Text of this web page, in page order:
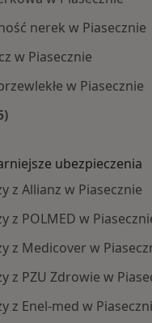
nerek w Piasecznie
w Piasecznie
w Piasecznie
ubezpieczenia
z Allianz w Piasecznie
z POLMED w
z Medicover w
z PZU Zdrowie w
z Enel-med w